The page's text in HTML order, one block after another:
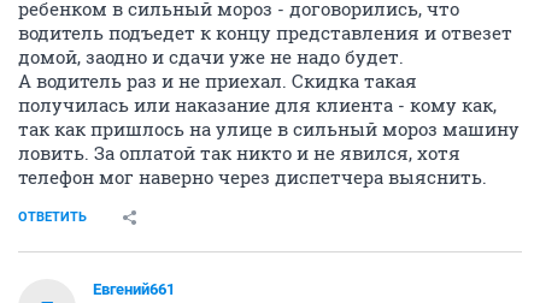
ребенком в сильный мороз - договорились, что
водитель подъедет к концу представления и отвезет
домой, заодно и сдачи уже не надо будет.
А водитель раз и не приехал. Скидка такая
получилась или наказание для клиента - кому как,
так как пришлось на улице в сильный мороз машину
ловить. За оплатой так никто и не явился, хотя
телефон мог наверно через диспетчера выяснить.
ОТВЕТИТЬ
Евгений661